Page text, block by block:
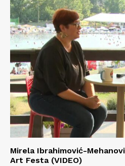
Mirela Ibrahimović-
Art Festa (VIDEO)